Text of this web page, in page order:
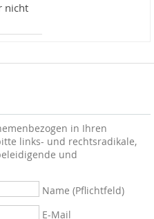
nicht
in Ihren
links- und rechtsradikale,
und
Name (Pflichtfeld)
E-Mail